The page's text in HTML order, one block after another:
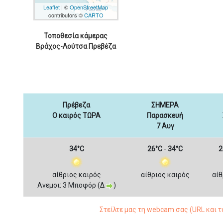
Leaflet | ©OpenStreetMap
contributors ©CARTO
Τοποθεσία κάμερας
Βράχος-Λούτσα Πρεβέζα
Πρέβεζα
Ο καιρός ΤΩΡΑ
ΣΗΜΕΡΑ
Παρασκευή
7 Αυγ
34°C
αίθριος καιρός
Ανεμοι: 3 Μποφόρ (Δ
)
26°C - 34°C
αίθριος καιρός
Στείλτε μας τη webcam σας (URL